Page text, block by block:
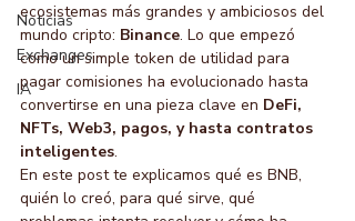
Noticias
Exchanges
IA
ecosistemas más grandes y ambiciosos del
mundo cripto: Binance. Lo que empezó
como un simple token de utilidad para
pagar comisiones ha evolucionado hasta
convertirse en una pieza clave en DeFi,
NFTs, Web3, pagos, y hasta contratos
inteligentes.
En este post te explicamos qué es BNB,
quién lo creó, para qué sirve, qué